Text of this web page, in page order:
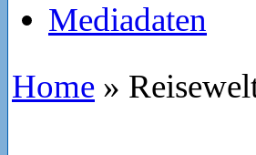
Mediadaten
Home »